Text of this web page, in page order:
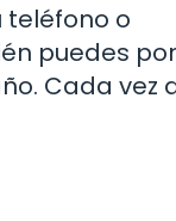
teléfono o
puedes
Cada vez